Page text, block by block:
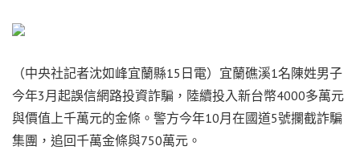
（中央社記者沈如峰宜蘭縣15日電）宜蘭礁溪1名陳姓男子
今年3月起誤信網路投資詐騙，陸續投入新台幣4000多萬元
與價值上千萬元的金條。警方今年10月在國道5號攔截詐騙
集團，追回千萬金條與750萬元。